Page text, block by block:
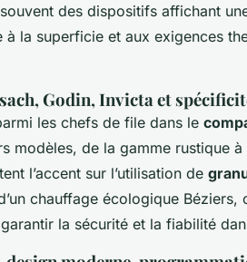
des dispositifs affichant
à la superficie et aux exigences
Godin, Invicta et
les chefs de file dans le
modèles, de la gamme rustique à
l’accent sur l’utilisation de
chauffage écologique Béziers,
la sécurité et la fiabilité